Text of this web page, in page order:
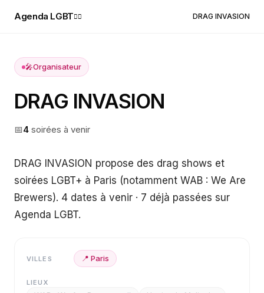
Agenda LGBT🏳️‍🌈 DRAG INVASION
🎤Organisateur
DRAG INVASION
📅4 soirées à venir
DRAG INVASION propose des drag shows et
soirées LGBT+ à Paris (notamment WAB : We Are
Brewers). 4 dates à venir · 7 déjà passées sur
Agenda LGBT.
VILLES 📍 Paris
LIEUX